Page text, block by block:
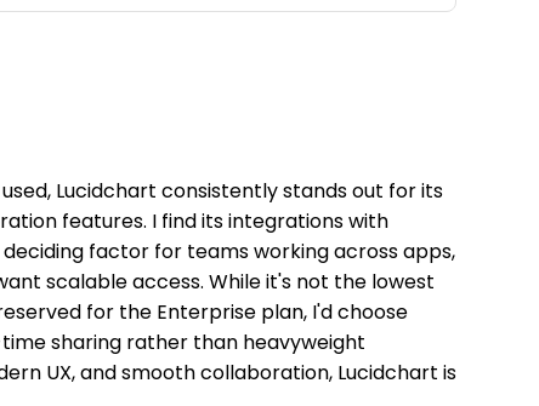
Lucidchart consistently stands out for its
features. I find its integrations with
factor for teams working across apps,
scalable access. While it's not the lowest
for the Enterprise plan, I'd choose
sharing rather than heavyweight
UX, and smooth collaboration, Lucidchart is